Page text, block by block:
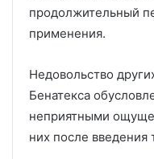
продолжительный
применения.
Недовольство
Бенатекса
неприятными
них после введения